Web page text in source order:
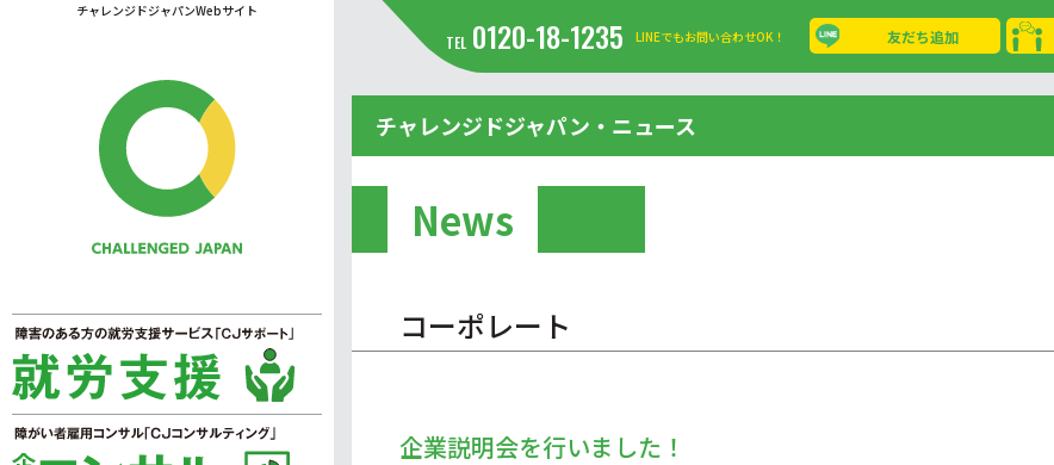
チャレンジドジャパンWebサイト
TEL 0120-18-1235 LINEでもお問い合わせOK！ 友だち追加
チャレンジドジャパン・ニュース
News
コーポレート
企業説明会を行いました！